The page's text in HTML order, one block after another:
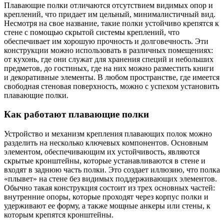
Плавающие полки отличаются отсутствием видимых опор и
креплений, что придает им цельный, минималистичный вид.
Несмотря на свое название, такие полки устойчиво крепятся к
стене с помощью скрытой системы креплений, что
обеспечивает им хорошую прочность и долговечность. Эти
конструкции можно использовать в различных помещениях:
от кухонь, где они служат для хранения специй и небольших
предметов, до гостиных, где на них можно разместить книги
и декоративные элементы. В любом пространстве, где имеется
свободная стеновая поверхность, можно с успехом установить
плавающие полки.
Как работают плавающие полки
Устройство и механизм крепления плавающих полок можно
разделить на несколько ключевых компонентов. Основным
элементом, обеспечивающим их устойчивость, являются
скрытые кронштейны, которые устанавливаются в стене и
входят в заднюю часть полки. Это создает иллюзию, что полка
«плывет» на стене без видимых поддерживающих элементов.
Обычно такая конструкция состоит из трех основных частей:
внутренние опоры, которые проходят через корпус полки и
удерживают ее форму, а также мощные анкеры или стены, к
которым крепятся кронштейны.